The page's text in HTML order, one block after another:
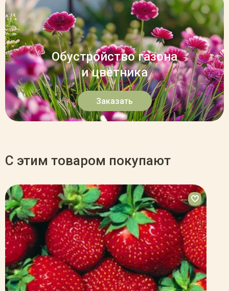
Обустройство газона
и цветника
Заказать
С этим товаром покупают